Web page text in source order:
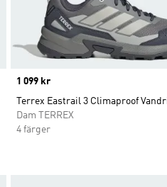
Price
1 099 kr
Terrex Eastrail 3 Climaproof
Dam TERREX
4 färger